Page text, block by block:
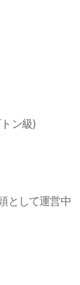
ン級)
として運営中